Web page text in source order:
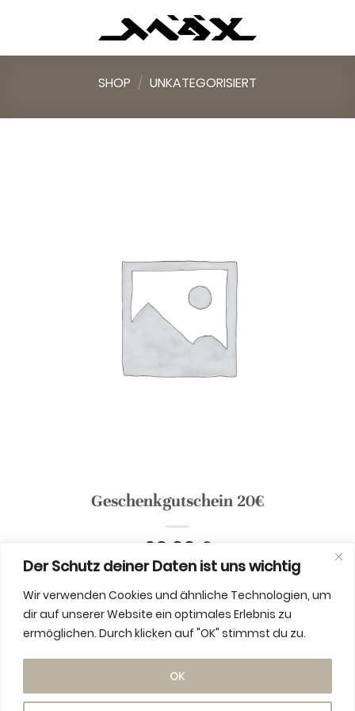
Der Schutz deiner Daten ist uns wichtig
Wir verwenden Cookies und ähnliche Technologien, um
dir auf unserer Website ein optimales Erlebnis zu
ermöglichen. Durch klicken auf "OK" stimmst du zu.
OK
SHOP / UNKATEGORISIERT
Geschenkgutschein 20€
20,00 €
Out of stock
ADDITIONAL INFORMATION
WEIGHT 0,09 kg